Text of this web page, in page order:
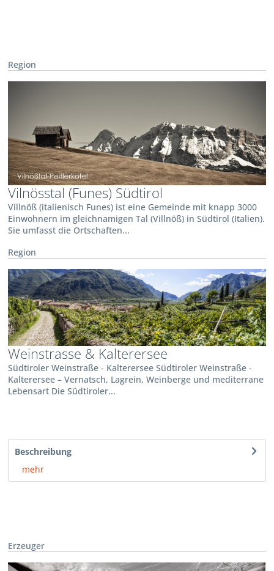
Region
Vilnösstal (Funes) Südtirol
Villnöß (italienisch Funes) ist eine Gemeinde mit knapp 3000
Einwohnern im gleichnamigen Tal (Villnöß) in Südtirol (Italien).
Sie umfasst die Ortschaften...
Region
Weinstrasse & Kalterersee
Südtiroler Weinstraße - Kalterersee Südtiroler Weinstraße -
Kalterersee – Vernatsch, Lagrein, Weinberge und mediterrane
Lebensart Die Südtiroler...
Beschreibung
mehr
Erzeuger